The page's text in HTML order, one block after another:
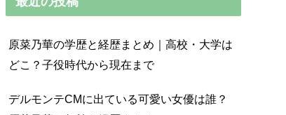
原菜乃華の学歴と経歴まとめ｜高校・大学は
どこ？子役時代から現在まで
デルモンテCMに出ている可愛い女優は誰？